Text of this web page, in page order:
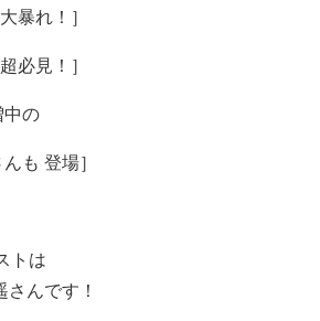
暴れ！］
必見！］
中の
も 登場］
トは
さんです！